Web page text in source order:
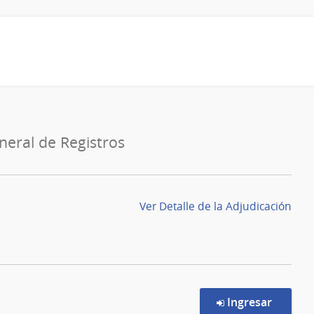
de Registros
Ver Detalle de la Adjudicación
Ingresar